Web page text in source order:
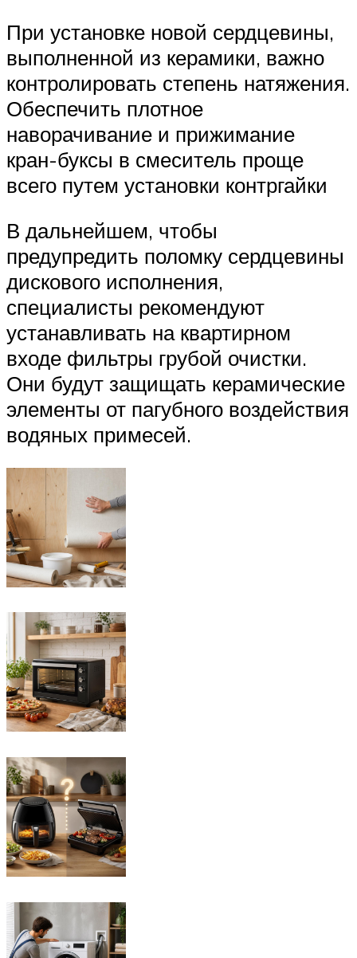
При установке новой сердцевины,
выполненной из керамики, важно
контролировать степень натяжения.
Обеспечить плотное
наворачивание и прижимание
кран-буксы в смеситель проще
всего путем установки контргайки
В дальнейшем, чтобы
предупредить поломку сердцевины
дискового исполнения,
специалисты рекомендуют
устанавливать на квартирном
входе фильтры грубой очистки.
Они будут защищать керамические
элементы от пагубного воздействия
водяных примесей.